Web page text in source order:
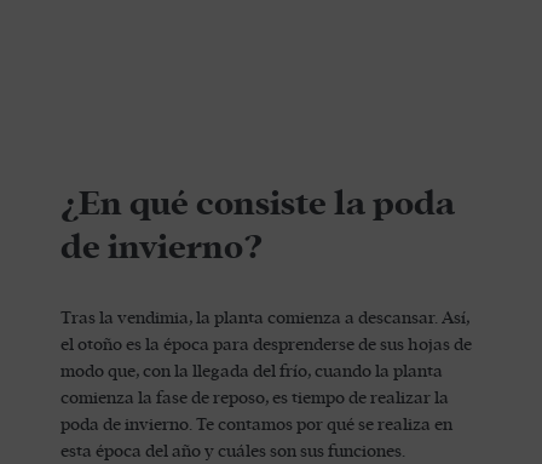
¿En qué consiste la poda
de invierno?
Tras la vendimia, la planta comienza a descansar. Así,
el otoño es la época para desprenderse de sus hojas de
modo que, con la llegada del frío, cuando la planta
comienza la fase de reposo, es tiempo de realizar la
poda de invierno. Te contamos por qué se realiza en
esta época del año y cuáles son sus funciones.